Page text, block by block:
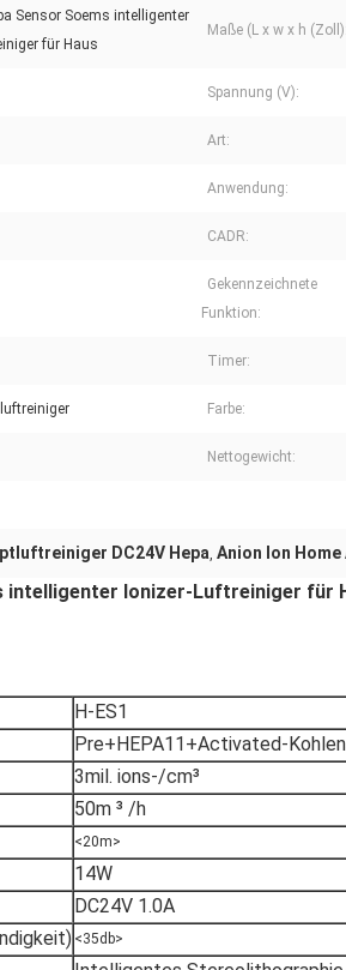
Sensor Soems intelligenter
für Haus
Maße (L x w x h (Zoll):
Spannung (V):
Art:
Anwendung:
CADR:
Gekennzeichnete
Funktion:
Timer:
Farbe:
Nettogewicht:
DC24V Hepa, Anion Ion
intelligenter Ionizer-Luftreiniger für
H-ES1
Pre+HEPA11+Activated-
3mil. ions-/cm³
50m ³ /h
<20m>
14W
DC24V 1.0A
<35db>